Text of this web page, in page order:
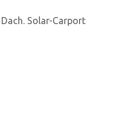
Solar-Carport